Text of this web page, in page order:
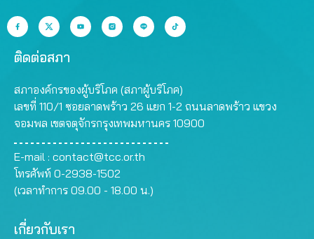
ติดต่อสภา
สภาองค์กรของผู้บริโภค (สภาผู้บริโภค)
เลขที่ 110/1 ซอยลาดพร้าว 26 แยก 1-2 ถนนลาดพร้าว แขวง
จอมพล เขตจตุจักรกรุงเทพมหานคร 10900
E-mail : contact@tcc.or.th
โทรศัพท์ 0-2938-1502
(เวลาทำการ 09.00 - 18.00 น.)
เกี่ยวกับเรา